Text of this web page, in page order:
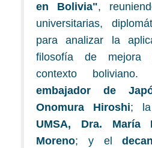
en Bolivia",
universitarias,
para analizar la
filosofía de mejora
contexto boliviano.
embajador de
Onomura Hiroshi;
UMSA, Dra. María
Moreno; y el